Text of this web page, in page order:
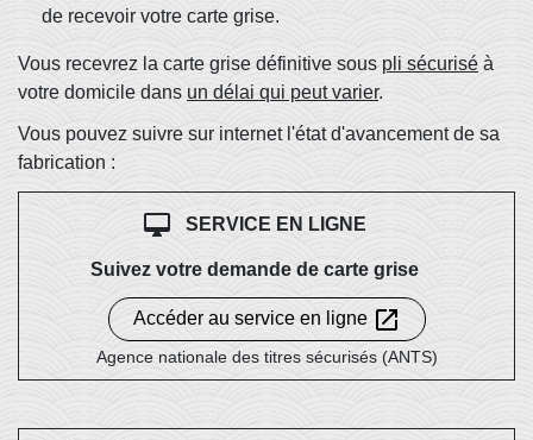
de recevoir votre carte grise.
Vous recevrez la carte grise définitive sous pli sécurisé à
votre domicile dans un délai qui peut varier.
Vous pouvez suivre sur internet l'état d'avancement de sa
fabrication :
desktop_mac SERVICE EN LIGNE
Suivez votre demande de carte grise
Accéder au service en ligne open_in_new
Agence nationale des titres sécurisés (ANTS)